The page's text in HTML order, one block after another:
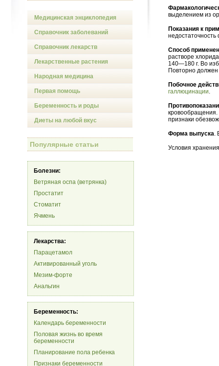
Медицинская энциклопедия
Справочник заболеваний
Справочник лекарств
Лекарственные растения
Народная медицина
Первая помощь
Беременность и роды
Диеты на любой вкус
Популярные статьи
Болезни:
Ветряная оспа (ветрянка)
Простатит
Стоматит
Ячмень
Лекарства:
Парацетамол
Активированный уголь
Мезим-форте
Анальгин
Беременность:
Календарь беременности
Половая жизнь во время
беременности
Планирование пола ребенка
Признаки беременности
выделением из
Показания к
Способ
растворе
140—180 г. Во
Повторно должен
Побочное
галлюцинации.
кровообращения.
признаки
Форма выпуска.
Условия